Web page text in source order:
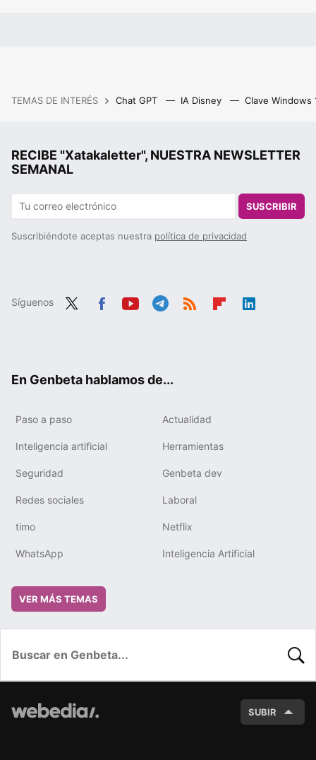
TEMAS DE INTERÉS Chat GPT IA Disney Clave Windows
RECIBE "Xatakaletter", NUESTRA NEWSLETTER
SEMANAL
SUSCRIBIR
Suscribiéndote aceptas nuestra política de privacidad
Síguenos
En Genbeta hablamos de...
Paso a paso Actualidad
Inteligencia artificial Herramientas
Seguridad Genbeta dev
Redes sociales Laboral
timo Netflix
WhatsApp Inteligencia Artificial
VER MÁS TEMAS
SUBIR